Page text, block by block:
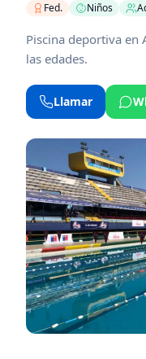
Fed.
Niños
Piscina deportiva en
las edades.
Llamar